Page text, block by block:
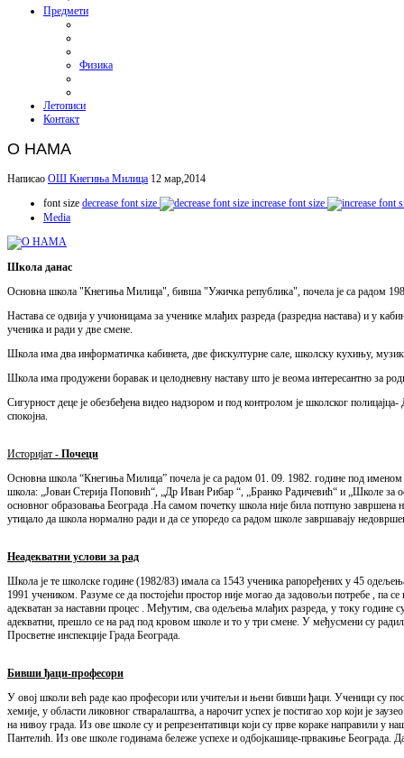
Предмети
Физика
Летописи
Контакт
О НАМА
Написао ОШ Кнегиња Милица 12 мар,2014
font size decrease font size
increase font size
Media
Школа данас
Основна школа "Кнегиња Милица", бивша "Ужичка република", почела је са радом
Настава се одвија у учионицама за ученике млађих разреда (разредна настава) и у
ученика и ради у две смене.
Школа има два информатичка кабинета, две фискултурне сале, школску кухињу,
Школа има продужени боравак и целодневну наставу што је веома интересантно за
Сигурност деце је обезбеђена видео надзором и под контролом је школског
спокојна.
Историјат - Почеци
Основна школа “Кнегиња Милица” почела је са радом 01. 09. 1982. године под
школа: „Јован Стерија Поповић“, „Др Иван Рибар “, „Бранко Радичевић“ и „Школе за
основног образовања Београда .На самом почетку школа није била потпуно завршена
утицало да школа нормално ради и да се упоредо са радом школе завршавају
Неадекватни услови за рад
Школа је те школске године (1982/83) имала са 1543 ученика рапоређених у 45
1991 учеником. Разуме се да постојећи простор није могао да задовољи потребе , па
адекватан за наставни процес . Међутим, сва одељења млађих разреда, у току године
адекватни, прешло се на рад под кровом школе и то у три смене. У међусмени су
Просветне инспекције Града Београда.
Бивши ђаци-професори
У овој школи већ раде као професори или учитељи и њени бивши ђаци. Ученици су
хемије, у области ликовног стваралаштва, а нарочит успех је постигао хор који је
на нивоу града. Из ове школе су и репрезентативци који су прве кораке направили
Пантелић. Из ове школе годинама бележе успехе и одбојкашице-првакиње Београда.